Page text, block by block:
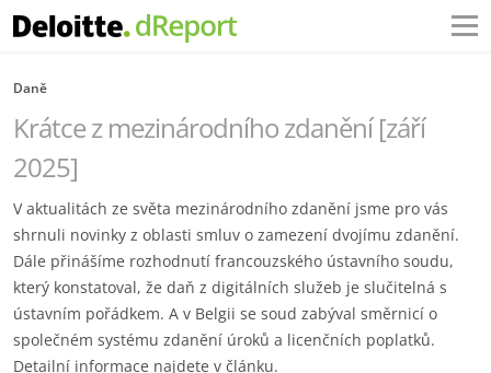
Daně
Krátce z mezinárodního zdanění [září
2025]‎
V aktualitách ze světa mezinárodního zdanění jsme pro vás
shrnuli novinky z oblasti smluv ‎o zamezení dvojímu zdanění.
Dále přinášíme rozhodnutí francouzského ústavního soudu,
‎který konstatoval, že daň z digitálních služeb je slučitelná s
ústavním pořádkem. A v Belgii ‎se soud zabýval směrnicí o
společném systému zdanění úroků a licenčních poplatků.
‎Detailní informace najdete v článku.‎